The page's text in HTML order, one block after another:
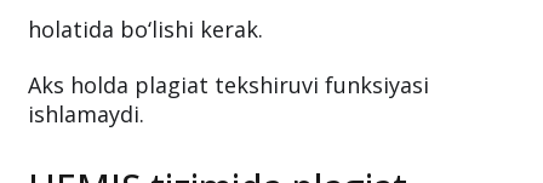
holatida bo‘lishi kerak.
Aks holda plagiat tekshiruvi funksiyasi
ishlamaydi.